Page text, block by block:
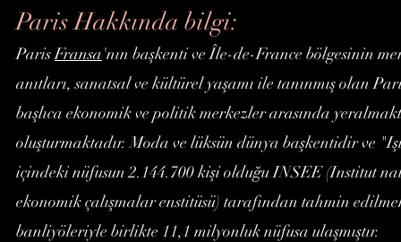
Paris Hakkında bilgi:
ParisFransa'nın başkenti ve Île-de-France bölgesinin
anıtları, sanatsal ve kültürel yaşamı ile tanınmış olan
başlıca ekonomik ve politik merkezler arasında
oluşturmaktadır. Moda ve lüksün dünya başkentidir ve
içindeki nüfusun 2.144.700 kişi olduğu INSEE (Institut
ekonomik çalışmalar enstitüsü) tarafından tahmin
banliyöleriyle birlikte 11,1 milyonluk nüfusa ulaşmıştır.